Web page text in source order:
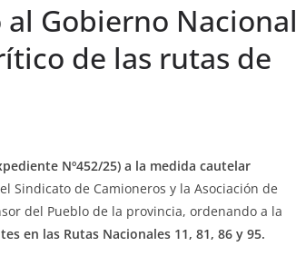
al Gobierno Nacional
de las rutas de
Nº452/25) a la medida cautelar
Sindicato de Camioneros y la Asociación de
del Pueblo de la provincia, ordenando a la
en las Rutas Nacionales 11, 81, 86 y 95.